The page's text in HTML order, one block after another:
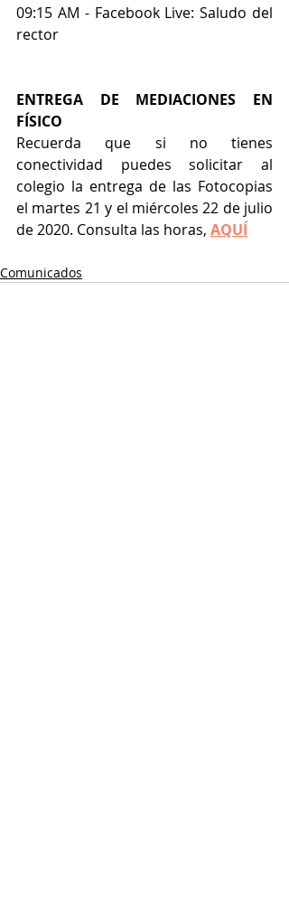
09:15 AM - Facebook Live: Saludo del
rector
ENTREGA DE MEDIACIONES EN
FÍSICO
Recuerda que si no tienes
conectividad puedes solicitar al
colegio la entrega de las Fotocopias
el martes 21 y el miércoles 22 de julio
de 2020. Consulta las horas, AQUÍ
Comunicados